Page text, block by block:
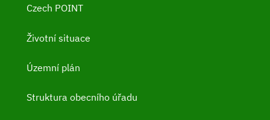
Czech POINT
Životní situace
Územní plán
Struktura obecního úřadu